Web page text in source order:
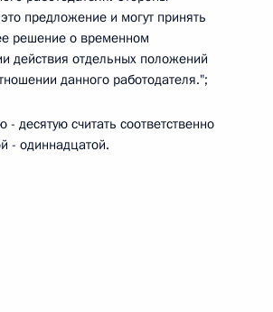
предложение и могут принять
решение о временном
действия отдельных положений
данного работодателя.";
- десятую считать соответственно
- одиннадцатой.